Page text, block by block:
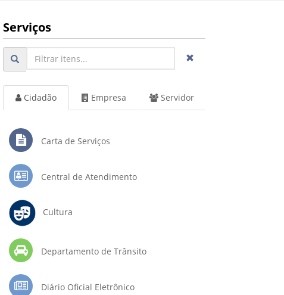
Serviços
Cidadão Empresa Servidor
Carta de Serviços
Central de Atendimento
Cultura
Departamento de Trânsito
Diário Oficial Eletrônico